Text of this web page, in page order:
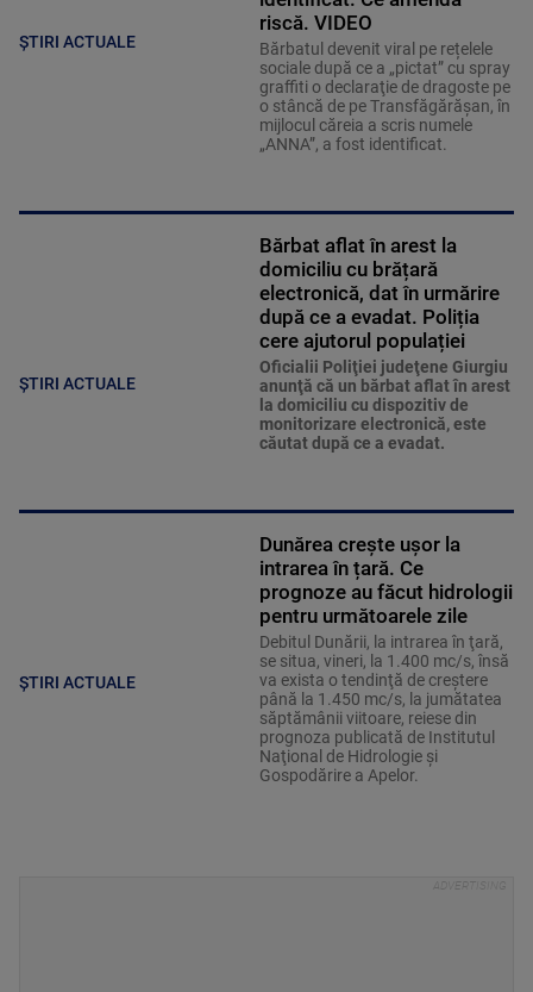
ȘTIRI ACTUALE
riscă. VIDEO
Bărbatul devenit viral pe rețelele
sociale după ce a „pictat” cu spray
graffiti o declaraţie de dragoste pe
o stâncă de pe Transfăgărăşan, în
mijlocul căreia a scris numele
„ANNA”, a fost identificat.
ȘTIRI ACTUALE
Bărbat aflat în arest la
domiciliu cu brățară
electronică, dat în urmărire
după ce a evadat. Poliția
cere ajutorul populației
Oficialii Poliţiei judeţene Giurgiu
anunţă că un bărbat aflat în arest
la domiciliu cu dispozitiv de
monitorizare electronică, este
căutat după ce a evadat.
ȘTIRI ACTUALE
Dunărea crește ușor la
intrarea în țară. Ce
prognoze au făcut hidrologii
pentru următoarele zile
Debitul Dunării, la intrarea în ţară,
se situa, vineri, la 1.400 mc/s, însă
va exista o tendinţă de creştere
până la 1.450 mc/s, la jumătatea
săptămânii viitoare, reiese din
prognoza publicată de Institutul
Naţional de Hidrologie şi
Gospodărire a Apelor.